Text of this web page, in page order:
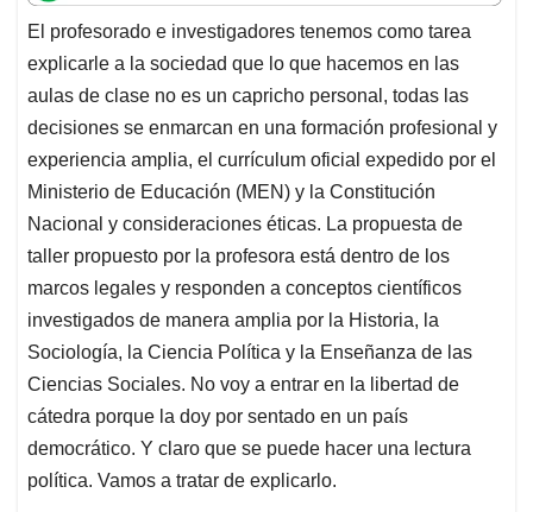
t
s
A
p
p
e
b
o
o
k
k
e
d
I
n
i
l
e
a
d
s
El profesorado e investigadores tenemos como tarea
explicarle a la sociedad que lo que hacemos en las
aulas de clase no es un capricho personal, todas las
decisiones se enmarcan en una formación profesional y
experiencia amplia, el currículum oficial expedido por el
Ministerio de Educación (MEN) y la Constitución
Nacional y consideraciones éticas. La propuesta de
taller propuesto por la profesora está dentro de los
marcos legales y responden a conceptos científicos
investigados de manera amplia por la Historia, la
Sociología, la Ciencia Política y la Enseñanza de las
Ciencias Sociales. No voy a entrar en la libertad de
cátedra porque la doy por sentado en un país
democrático. Y claro que se puede hacer una lectura
política. Vamos a tratar de explicarlo.